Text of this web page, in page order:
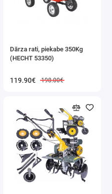
17,5 x 12 x 5 cm
OKSĪDA UN
saindēšanās ar oglekļa
samazina šo
CO vai viegli
Dārza rati, piekabe 350Kg
(HECHT 53350)
119.90€ 198.00€